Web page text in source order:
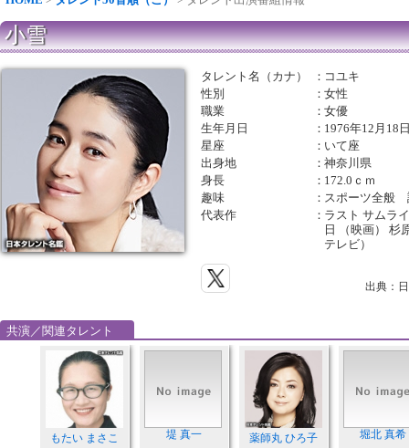
小雪
タレント名（カナ） ： コユキ
性別
：女性
職業
：女優
生年月日
： 1976年12月18
星座
： いて座
出身地
：神奈川県
身長
： 172.0ｃｍ
趣味
： スポーツ全
代表作
： ラスト サムラ
日 （映画） 杉
テレビ）
出典：
共演／関連タレント
もたい まさこ 堤 真一 薬師丸 ひろ子 堀北 真希